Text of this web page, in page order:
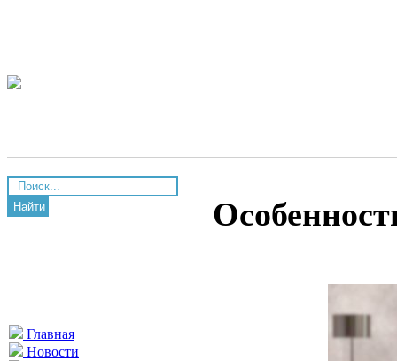
Найти
Главная
Новости